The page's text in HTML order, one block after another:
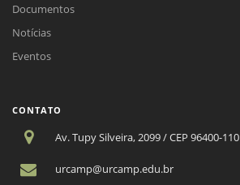
Documentos
Notícias
Eventos
CONTATO
Av. Tupy Silveira, 2099 / CEP 96400-110
urcamp@urcamp.edu.br